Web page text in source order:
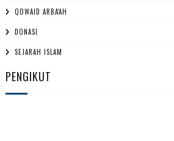
QOWAID ARBA'AH
DONASI
SEJARAH ISLAM
PENGIKUT